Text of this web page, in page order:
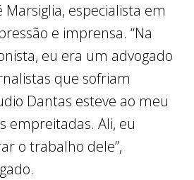
especialista em
e imprensa. “Na
eu era um advogado
que sofriam
Dantas esteve ao meu
empreitadas. Ali, eu
o trabalho dele”,